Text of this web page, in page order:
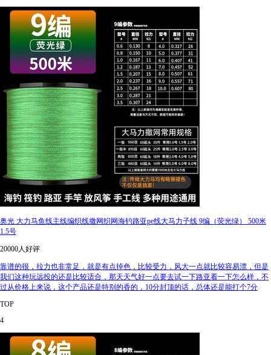
奥光 大力马鱼线主线编织线撒网织网海钓路亚pe线大马力子线 9编（荧光绿） 500米
1.5号
20000人好评
靠谱的很，拉力也非常足，就是有点掉色，比较受力，风大一点就比较容易漂，但是
我们这种玩远投的还是比较适合，那天天气好一点要去试一下路亚看一下怎么样，不
过从价格上来说，这个产品还是特别的香的，10分封顶的话，总体还是能打个7分
TOP
4